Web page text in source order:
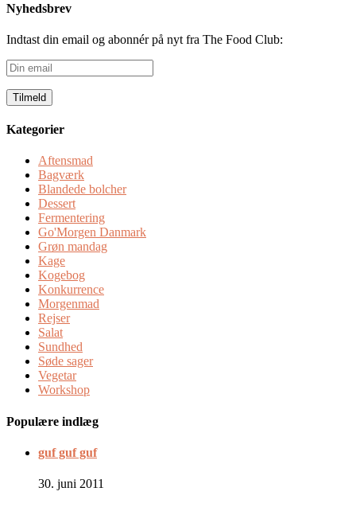
Nyhedsbrev
Indtast din email og abonnér på nyt fra The Food Club:
Din
email
Kategorier
Aftensmad
Bagværk
Blandede bolcher
Dessert
Fermentering
Go'Morgen Danmark
Grøn mandag
Kage
Kogebog
Konkurrence
Morgenmad
Rejser
Salat
Sundhed
Søde sager
Vegetar
Workshop
Populære indlæg
guf guf guf
30. juni 2011